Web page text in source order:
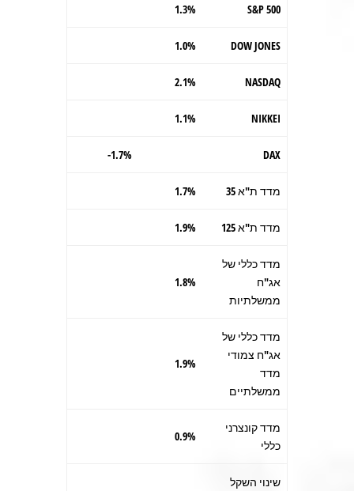
S&P 500
1.3%
DOW JONES
1.0%
NASDAQ
2.1%
NIKKEI
1.1%
DAX
1.7%-
מדד ת"א 35 1.7%
מדד ת"א 125 1.9%
מדד כללי של
אג"ח
ממשלתיות
1.8%
מדד כללי של
אג"ח צמודי
מדד
ממשלתיים
1.9%
מדד קונצרני
כללי
0.9%
שינוי השקל